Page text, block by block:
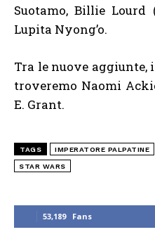
53,189 Fans
Suotamo, Billie
Lupita Nyong’o.
Tra le nuove aggiunte,
troveremo Naomi
E. Grant.
TAGS IMPERATORE PALPATINE
STAR WARS